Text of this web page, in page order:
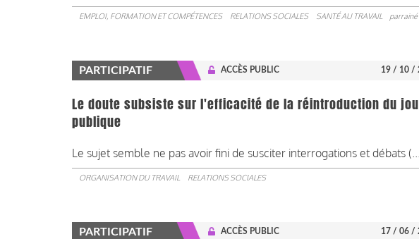
EMPLOI, FORMATION ET COMPÉTENCES RELATIONS SOCIALES SANTÉ AU TRAVAIL
PARTICIPATIF ACCÈS PUBLIC 19 / 10 /
Le doute subsiste sur l'efficacité de la réintroduction du
publique
Le sujet semble ne pas avoir fini de susciter interrogations et débats
ORGANISATION DU TRAVAIL RELATIONS SOCIALES
PARTICIPATIF ACCÈS PUBLIC 17 / 06 /